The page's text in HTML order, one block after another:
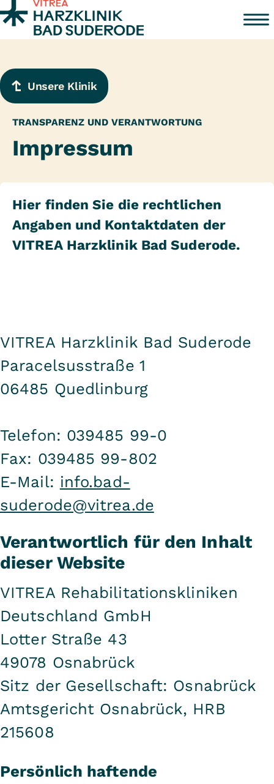
Zum Inhalt springen
Unsere Klinik
TRANSPARENZ UND VERANTWORTUNG
Impressum
Hier finden Sie die rechtlichen
Angaben und Kontaktdaten der
VITREA Harzklinik Bad Suderode.
VITREA Harzklinik Bad Suderode
Paracelsusstraße 1
06485 Quedlinburg
Telefon: 039485 99-0
Fax: 039485 99-802
E-Mail: info.bad-
suderode@vitrea.de
Verantwortlich für den Inhalt
dieser Website
VITREA Rehabilitationskliniken
Deutschland GmbH
Lotter Straße 43
49078 Osnabrück
Sitz der Gesellschaft: Osnabrück
Amtsgericht Osnabrück, HRB
215608
Persönlich haftende